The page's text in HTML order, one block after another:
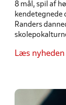
8 mål, spil af
kendetegnede
Randers
Læs nyheden